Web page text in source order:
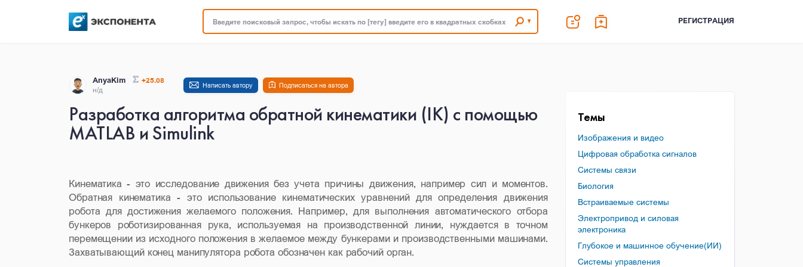
Введите поисковый запрос, чтобы искать по [тегу] введите его в квадратных скобках РЕГИСТРАЦИЯ
AnyaKim
+25.08
н/д
Написать автору Подписаться на автора
Разработка алгоритма обратной кинематики (IK) с помощью
MATLAB и Simulink
Кинематика - это исследование движения без учета причины движения, например сил и моментов.
Обратная кинематика - это использование кинематических уравнений для определения движения
робота для достижения желаемого положения. Например, для выполнения автоматического отбора
бункеров роботизированная рука, используемая на производственной линии, нуждается в точном
перемещении из исходного положения в желаемое между бункерами и производственными машинами.
Захватывающий конец манипулятора робота обозначен как рабочий орган.
Темы
Изображения и видео
Цифровая обработка сигналов
Системы связи
Биология
Встраиваемые системы
Электропривод и силовая
электроника
Глубокое и машинное обучение(ИИ)
Системы управления